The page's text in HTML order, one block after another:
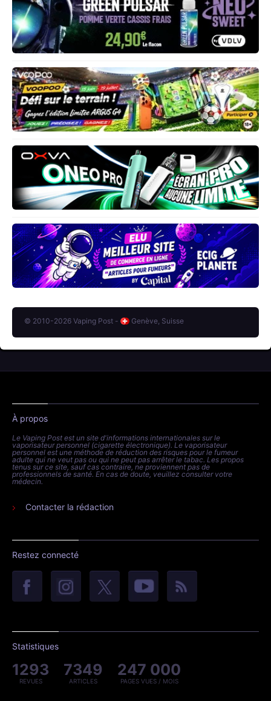
© 2010-2026 Vaping Post - Genève, Suisse
À propos
Le Vaping Post est un site d'informations internationales sur le
vaporisateur personnel (cigarette électronique). Le vaporisateur
personnel est une méthode de réduction des risques pour le fumeur
adulte qui ne veut pas ou qui ne peut pas arrêter le tabac. Les propos
tenus sur ce site, sauf cas contraire, ne proviennent pas de
professionnels de santé. En cas de doute, veuillez consulter votre
médecin.
Contacter la rédaction
Restez connecté
Statistiques
1293
REVUES
7349
ARTICLES
247 000
PAGES VUES / MOIS